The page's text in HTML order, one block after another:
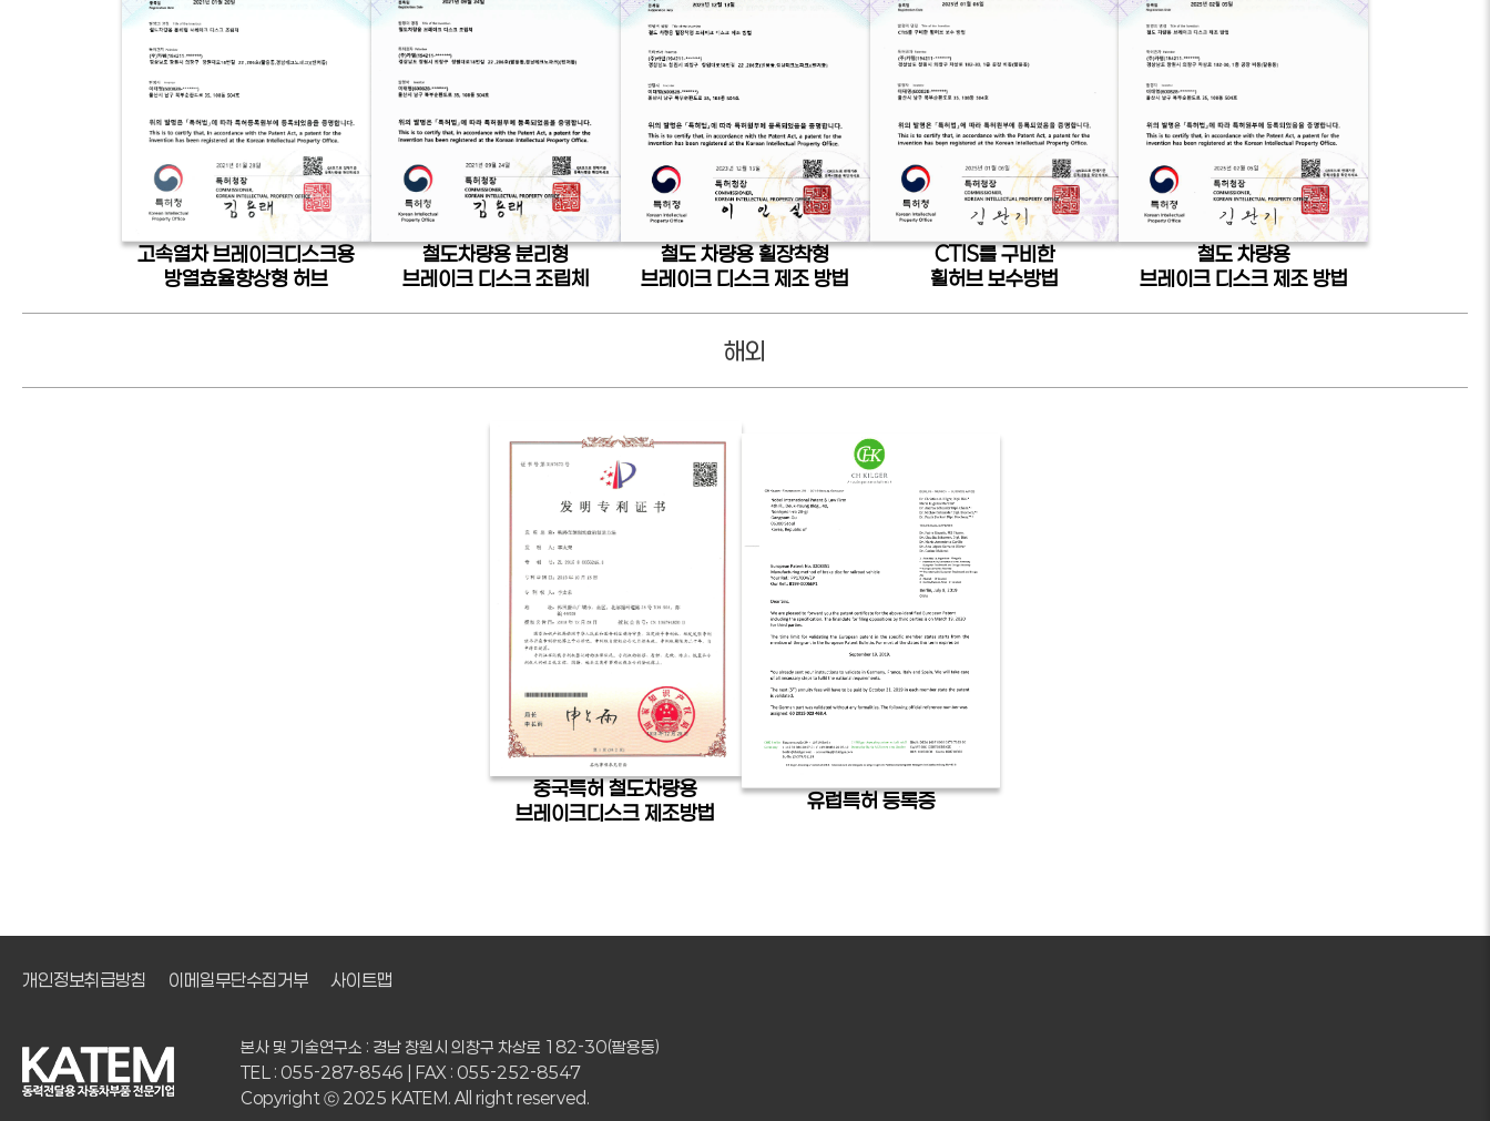
고속열차 브레이크디스크용
방열효율향상형 허브
철도차량용 분리형
브레이크 디스크 조립체
철도 차량용 휠장착형
브레이크 디스크 제조 방법
CTIS를 구비한
휠허브 보수방법
철도 차량용
브레이크 디스크 제조 방법
해외
중국특허 철도차량용
브레이크디스크 제조방법
유럽특허 등록증
개인정보취급방침 이메일무단수집거부 사이트맵
본사 및 기술연구소 : 경남 창원시 의창구 차상로 182-30(팔용동)
TEL : 055-287-8546 | FAX : 055-252-8547
Copyright ⓒ 2025 KATEM. All right reserved.